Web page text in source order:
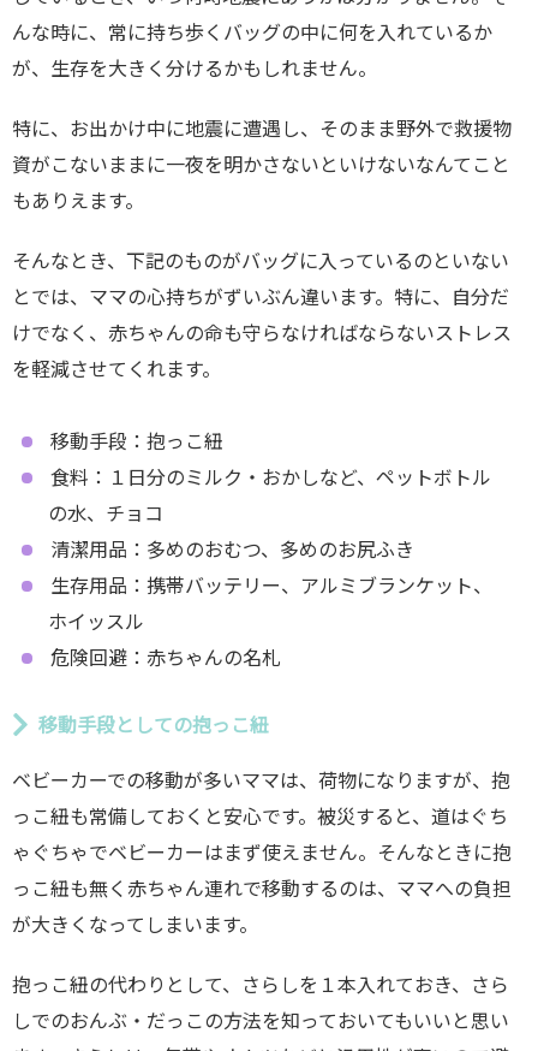
んな時に、常に持ち歩くバッグの中に何を入れているか
が、生存を大きく分けるかもしれません。
特に、お出かけ中に地震に遭遇し、そのまま野外で救援物
資がこないままに一夜を明かさないといけないなんてこと
もありえます。
そんなとき、下記のものがバッグに入っているのといない
とでは、ママの心持ちがずいぶん違います。特に、自分だ
けでなく、赤ちゃんの命も守らなければならないストレス
を軽減させてくれます。
移動手段：抱っこ紐
食料：１日分のミルク・おかしなど、ペットボトル
の水、チョコ
清潔用品：多めのおむつ、多めのお尻ふき
生存用品：携帯バッテリー、アルミブランケット、
ホイッスル
危険回避：赤ちゃんの名札
移動手段としての抱っこ紐
ベビーカーでの移動が多いママは、荷物になりますが、抱
っこ紐も常備しておくと安心です。被災すると、道はぐち
ゃぐちゃでベビーカーはまず使えません。そんなときに抱
っこ紐も無く赤ちゃん連れで移動するのは、ママへの負担
が大きくなってしまいます。
抱っこ紐の代わりとして、さらしを１本入れておき、さら
しでのおんぶ・だっこの方法を知っておいてもいいと思い